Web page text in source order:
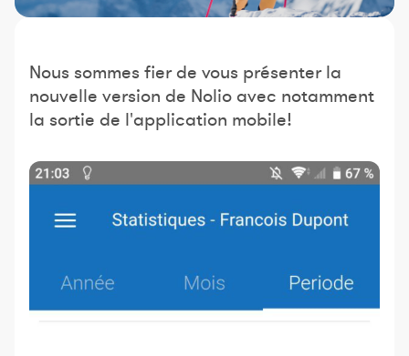
Nous sommes fier de vous présenter la
nouvelle version de Nolio avec notamment
la sortie de l'application mobile!